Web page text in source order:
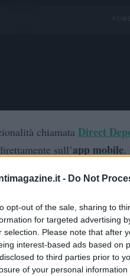
- Do Not
opt-out of the sale, sharing to
for targeted advertising
selection. Please note that after
interest-based ads based on
to third parties prior to
of your personal
chiamata Direct
sull’app mobile.
parte può rimanere in
percentuali impostate
finanziaria più integrata,